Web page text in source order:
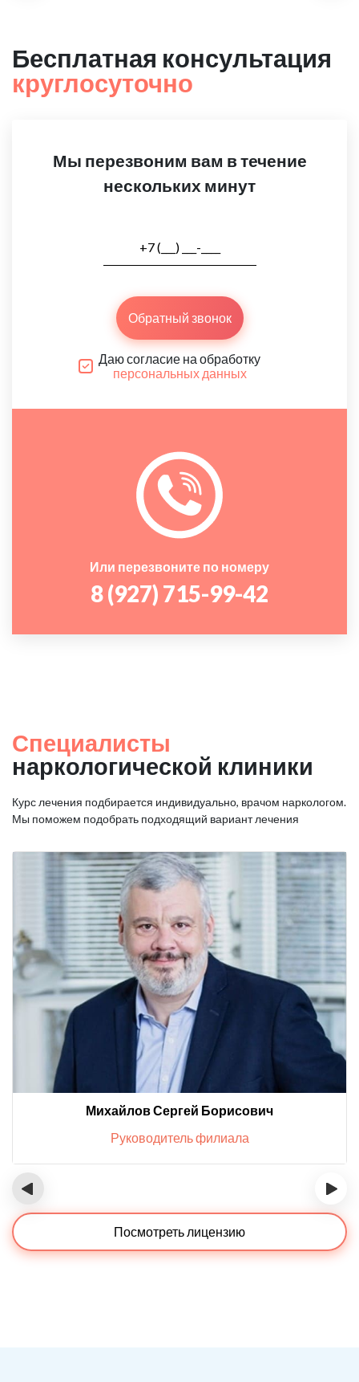
Бесплатная консультация
круглосуточно
Мы перезвоним вам в течение
нескольких минут
Обратный звонок
Даю согласие на обработку
персональных данных
Или перезвоните по номеру
8 (927) 715-99-42
Специалисты
наркологической клиники
Курс лечения подбирается индивидуально, врачом наркологом.
Мы поможем подобрать подходящий вариант лечения
Михайлов Сергей Борисович
Руководитель филиала
‹ ›
Посмотреть лицензию